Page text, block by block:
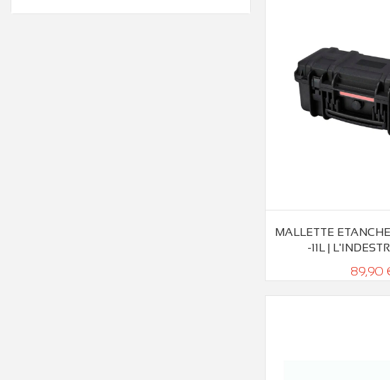
MALLETTE
-11L |
89,90